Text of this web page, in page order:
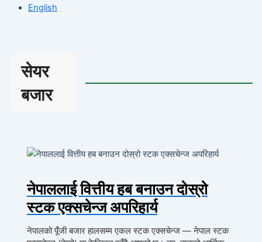
English
सेयर
बजार
नेपाललाई वित्तीय हब बनाउन दोस्रो
स्टक एक्सचेन्ज अपरिहार्य
नेपालको पूँजी बजार हालसम्म एकल स्टक एक्सचेन्ज — नेपाल स्टक